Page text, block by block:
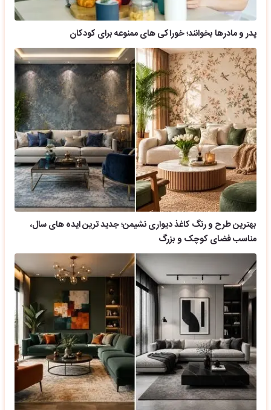
پدر و مادرها بخوانند؛ خوراکی های ممنوعه برای کودکان
بهترین طرح و رنگ کاغذ دیواری نشیمن؛ جدید ترین ایده های سال،
مناسب فضای کوچک و بزرگ